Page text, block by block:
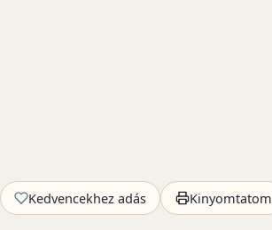
Kedvencekhez adás Kinyomtatom